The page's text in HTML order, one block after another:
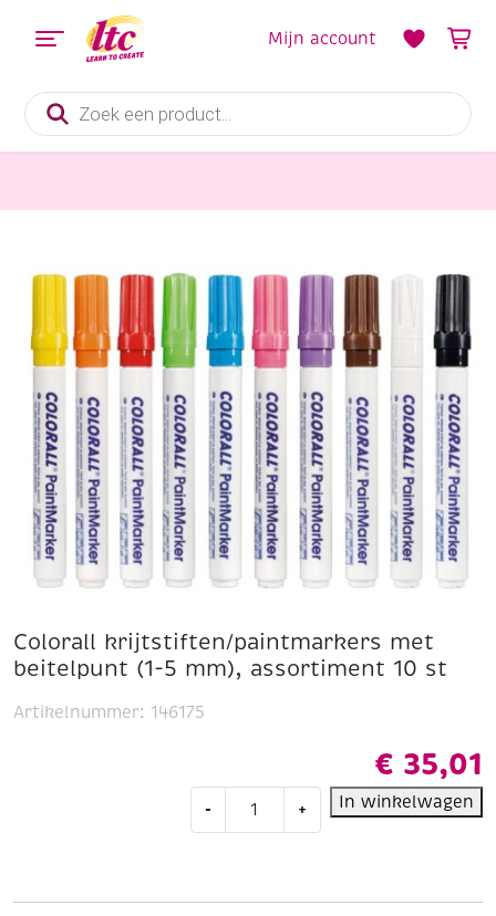
Producten
zoeken
Mijn account
Colorall krijtstiften/paintmarkers met
beitelpunt (1-5 mm), assortiment 10 st
€ 35,01
-
krijtstiften/paintmarkers
+ In winkelwagen
Artikelnummer: 146175